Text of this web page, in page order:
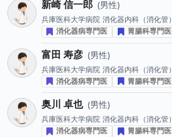
新崎 信一郎 男性
兵庫医科大学病院 消化器内科（消化管）
消化器病専門医
胃腸科専門医
富田 寿彦 男性
兵庫医科大学病院 消化器内科（消化管）
消化器病専門医
胃腸科専門医
奥川 卓也 男性
兵庫医科大学病院 消化器内科（消化管）
消化器病専門医
胃腸科専門医